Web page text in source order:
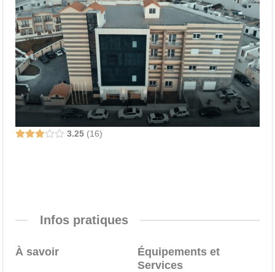
3.25 16
Infos pratiques
À savoir
Équipements et
Services